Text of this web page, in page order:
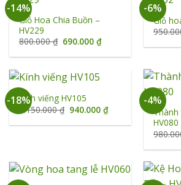
-14%
Giỏ Hoa Chia Buồn –
HV229
800.000₫ Giá
là:
690.000₫Giá
tại
-6%
Giỏ
-18%Kính viếng HV105
1.150.000₫ Giá
gốc
là:
940.000₫Giá
tại
-4%
Thành
HV080